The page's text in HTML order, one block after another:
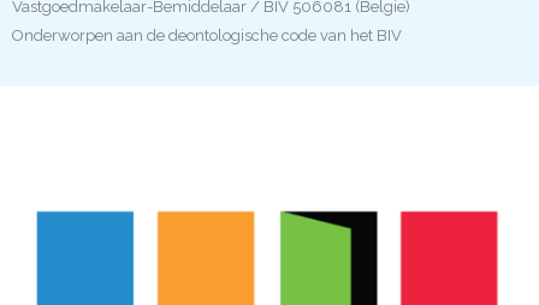
Vastgoedmakelaar-Bemiddelaar / BIV 506081 (Belgie)
Onderworpen aan de deontologische code van het BIV